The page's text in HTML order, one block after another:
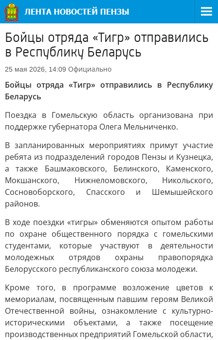
Бойцы отряда «Тигр» отправились
в Республику Беларусь
25 мая 2026, 14:09 Официально
Бойцы отряда «Тигр» отправились в Республику
Беларусь
Поездка в Гомельскую область организована при
поддержке губернатора Олега Мельниченко.
В запланированных мероприятиях примут участие
ребята из подразделений городов Пензы и Кузнецка,
а также Башмаковского, Белинского, Каменского,
Мокшанского, Нижнеломовского, Никольского,
Сосновоборского, Спасского и Шемышейского
районов.
В ходе поездки «тигры» обменяются опытом работы
по охране общественного порядка с гомельскими
студентами, которые участвуют в деятельности
молодежных отрядов охраны правопорядка
Белорусского республиканского союза молодежи.
Кроме того, в программе возложение цветов к
мемориалам, посвященным павшим героям Великой
Отечественной войны, ознакомление с культурно-
историческими объектами, а также посещение
производственных предприятий Гомельской области,